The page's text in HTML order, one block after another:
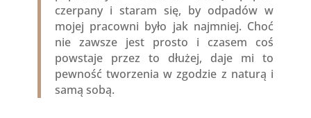
czerpany i staram się, by odpadów w
mojej pracowni było jak najmniej. Choć
nie zawsze jest prosto i czasem coś
powstaje przez to dłużej, daje mi to
pewność tworzenia w zgodzie z naturą i
samą sobą.